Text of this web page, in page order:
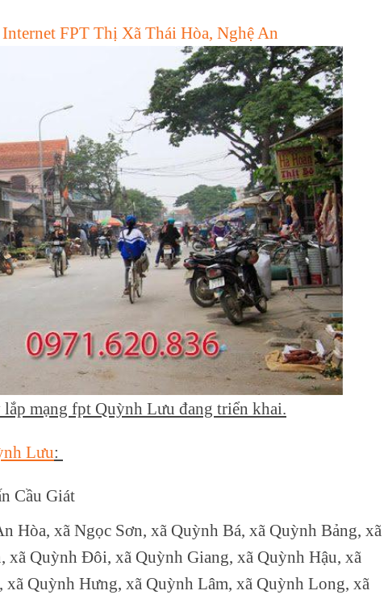
FPT Thị Xã Thái Hòa, Nghệ An
mạng fpt Quỳnh Lưu đang triển khai.
Lưu:
Cầu Giát
Hòa, xã Ngọc Sơn, xã Quỳnh Bá, xã Quỳnh Bảng, xã
xã Quỳnh Đôi, xã Quỳnh Giang, xã Quỳnh Hậu, xã
Quỳnh Hưng, xã Quỳnh Lâm, xã Quỳnh Long, xã